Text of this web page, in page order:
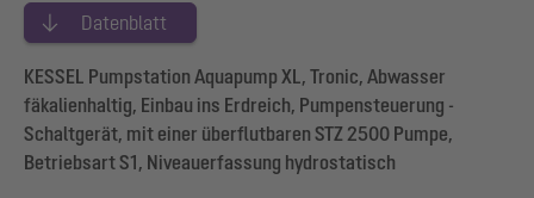
Datenblatt
KESSEL Pumpstation Aquapump XL, Tronic, Abwasser
fäkalienhaltig, Einbau ins Erdreich, Pumpensteuerung -
Schaltgerät, mit einer überflutbaren STZ 2500 Pumpe,
Betriebsart S1, Niveauerfassung hydrostatisch